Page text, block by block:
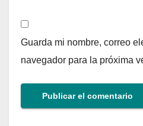
Guarda mi nombre, correo
navegador para la próxima